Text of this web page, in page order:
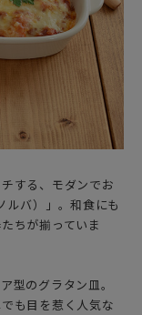
する、モダンでお
ルバ）」。和食にも
ちが揃っていま
型のグラタン皿。
も目を惹く人気な